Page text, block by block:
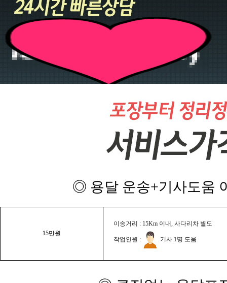
◎ 용달 운송+기사도움
15만원
이송거리 : 15Km 이내, 사다리차 별도
작업인원 : 기사 1명 도움